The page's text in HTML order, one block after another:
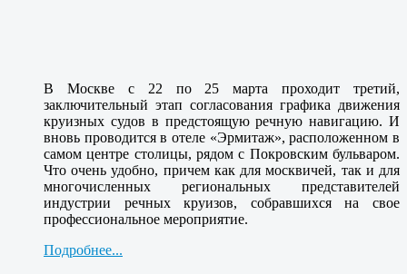
В Москве с 22 по 25 марта проходит третий,
заключительный этап согласования графика движения
круизных судов в предстоящую речную навигацию. И
вновь проводится в отеле «Эрмитаж», расположенном в
самом центре столицы, рядом с Покровским бульваром.
Что очень удобно, причем как для москвичей, так и для
многочисленных региональных представителей
индустрии речных круизов, собравшихся на свое
профессиональное мероприятие.
Подробнее...